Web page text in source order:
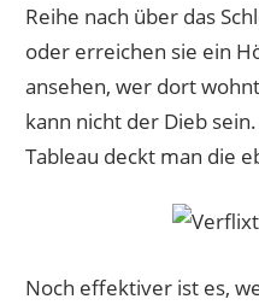
Reihe nach über das
oder erreichen sie ein
ansehen, wer dort
kann nicht der Dieb
Tableau deckt man die
Noch effektiver ist es,